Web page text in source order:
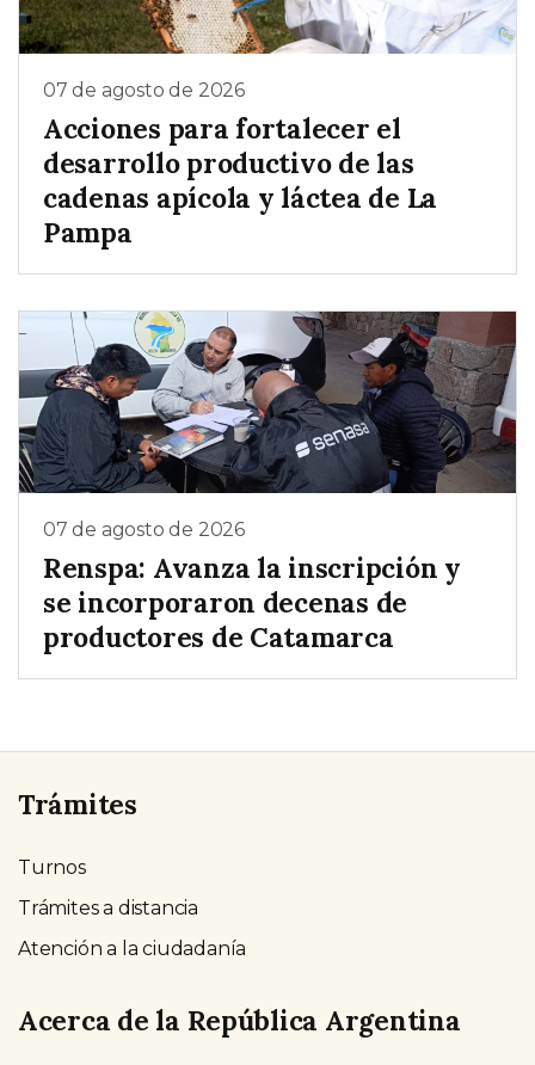
07 de agosto de 2026
Acciones para fortalecer el
desarrollo productivo de las
cadenas apícola y láctea de La
Pampa
07 de agosto de 2026
Renspa: Avanza la inscripción y
se incorporaron decenas de
productores de Catamarca
Trámites
Turnos
Trámites a distancia
Atención a la ciudadanía
Acerca de la República Argentina